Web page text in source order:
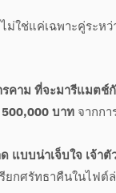
ใช่แค่เฉพาะคู่ระห
คาม ที่จะมารีแมต
บาท จากก
แบบน่าเจ็บใจ เจ้า
กศรัทธาคืนในไฟ